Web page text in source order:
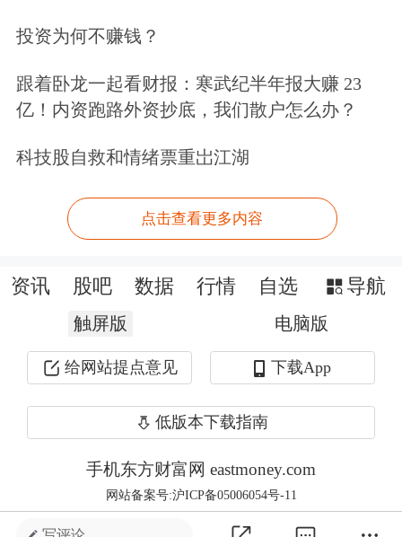
社记者统计，大湾区11座城市共有103
位企业家上榜，其中深圳以61位上榜人
数遥遥领先，广州和香港则分别有19位
和6位。
深圳电子信息产业底蕴雄厚，仅在深圳
华强北一条街，就诞生了三位存储业上
榜富人：江波龙蔡华波、 德明利
李虎、
佰维存储孙成思，持股市值分别为
432.9亿元、184.2亿元和94.5亿元。其
年首度上榜，德明利所在行业为存储主
控芯片，佰维存储主要产品则是
存储器。蔡华波则从去年的榜单第222
投资为何不赚钱？
跟着卧龙一起看财报：寒武纪半年报大赚 23
亿！内资跑路外资抄底，我们散户怎么办？
科技股自救和情绪票重岀江湖
点击查看更多内容
资讯 股吧 数据 行情 自选 导航
触屏版 电脑版
给网站提点意见 下载App
低版本下载指南
手机东方财富网 eastmoney.com
网站备案号:沪ICP备05006054号-11